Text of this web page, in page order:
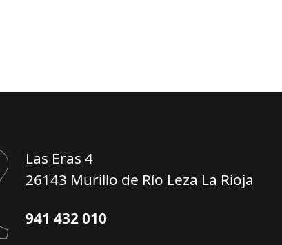
Las Eras 4
26143 Murillo de Río Leza La Rioja
941 432 010